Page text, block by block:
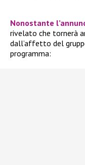
Nonostante
rivelato che tornerà
dall’affetto del
programma: